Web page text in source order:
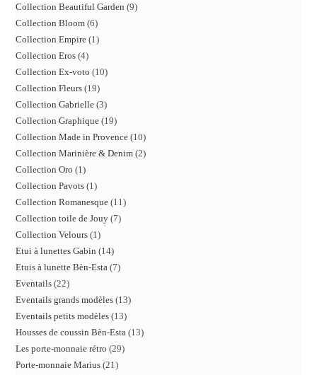
Collection Beautiful Garden 9
Collection Bloom 6
Collection Empire 1
Collection Eros 4
Collection Ex-voto 10
Collection Fleurs 19
Collection Gabrielle 3
Collection Graphique 19
Collection Made in Provence 10
Collection Marinière & Denim 2
Collection Oro 1
Collection Pavots 1
Collection Romanesque 11
Collection toile de Jouy 7
Collection Velours 1
Etui à lunettes Gabin 14
Etuis à lunette Bèn-Esta 7
Eventails 22
Eventails grands modèles 13
Eventails petits modèles 13
Housses de coussin Bèn-Esta 13
Les porte-monnaie rétro 29
Porte-monnaie Marius 21